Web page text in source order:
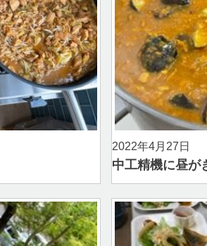
2022年4月27日
中工精機に昼が